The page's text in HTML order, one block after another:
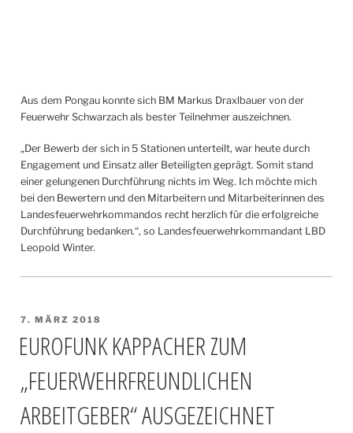
Aus dem Pongau konnte sich BM Markus Draxlbauer von der
Feuerwehr Schwarzach als bester Teilnehmer auszeichnen.
„Der Bewerb der sich in 5 Stationen unterteilt, war heute durch
Engagement und Einsatz aller Beteiligten geprägt. Somit stand
einer gelungenen Durchführung nichts im Weg. Ich möchte mich
bei den Bewertern und den Mitarbeitern und Mitarbeiterinnen des
Landesfeuerwehrkommandos recht herzlich für die erfolgreiche
Durchführung bedanken.“, so Landesfeuerwehrkommandant LBD
Leopold Winter.
VERÖFFENTLICHT
7. MÄRZ 2018
EUROFUNK KAPPACHER ZUM
„FEUERWEHRFREUNDLICHEN
ARBEITGEBER“ AUSGEZEICHNET